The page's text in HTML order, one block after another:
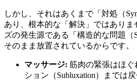
しかし、それはあくまで「対処（
あり、根本的な「解決」ではありま
ズの発生源である「構造的な問題（
そのまま放置されているからです。
マッサージ: 筋肉の緊張はほ
ション（Subluxation）までは戻